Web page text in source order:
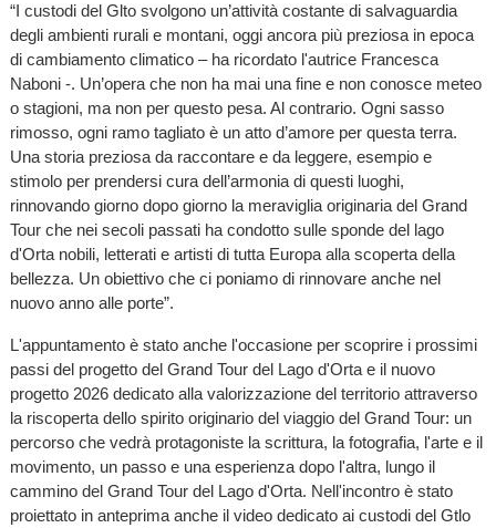
“I custodi del Glto svolgono un’attività costante di salvaguardia
degli ambienti rurali e montani, oggi ancora più preziosa in epoca
di cambiamento climatico – ha ricordato l'autrice Francesca
Naboni -. Un’opera che non ha mai una fine e non conosce meteo
o stagioni, ma non per questo pesa. Al contrario. Ogni sasso
rimosso, ogni ramo tagliato è un atto d’amore per questa terra.
Una storia preziosa da raccontare e da leggere, esempio e
stimolo per prendersi cura dell’armonia di questi luoghi,
rinnovando giorno dopo giorno la meraviglia originaria del Grand
Tour che nei secoli passati ha condotto sulle sponde del lago
d'Orta nobili, letterati e artisti di tutta Europa alla scoperta della
bellezza. Un obiettivo che ci poniamo di rinnovare anche nel
nuovo anno alle porte”.
L'appuntamento è stato anche l'occasione per scoprire i prossimi
passi del progetto del Grand Tour del Lago d'Orta e il nuovo
progetto 2026 dedicato alla valorizzazione del territorio attraverso
la riscoperta dello spirito originario del viaggio del Grand Tour: un
percorso che vedrà protagoniste la scrittura, la fotografia, l'arte e il
movimento, un passo e una esperienza dopo l'altra, lungo il
cammino del Grand Tour del Lago d'Orta. Nell'incontro è stato
proiettato in anteprima anche il video dedicato ai custodi del Gtlo